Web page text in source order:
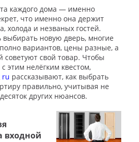
каждого дома — именно
что именно она держит
холода и незваных гостей.
выбирать новую дверь, многие
вариантов, цены разные, а
свой товар. Чтобы
этим нелёгким квестом,
ru рассказывают, как выбрать
правильно, учитывая не
других нюансов.
входной